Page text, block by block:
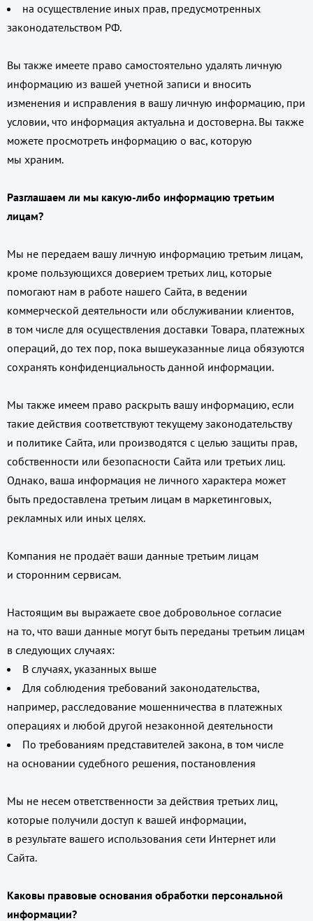
на осуществление иных прав, предусмотренных
законодательством РФ.
Вы также имеете право самостоятельно удалять личную
информацию из вашей учетной записи и вносить
изменения и исправления в вашу личную информацию, при
условии, что информация актуальна и достоверна. Вы также
можете просмотреть информацию о вас, которую
мы храним.
Разглашаем ли мы какую-либо информацию третьим
лицам?
Мы не передаем вашу личную информацию третьим лицам,
кроме пользующихся доверием третьих лиц, которые
помогают нам в работе нашего Сайта, в ведении
коммерческой деятельности или обслуживании клиентов,
в том числе для осуществления доставки Товара, платежных
операций, до тех пор, пока вышеуказанные лица обязуются
сохранять конфиденциальность данной информации.
Мы также имеем право раскрыть вашу информацию, если
такие действия соответствуют текущему законодательству
и политике Сайта, или производятся с целью защиты прав,
собственности или безопасности Сайта или третьих лиц.
Однако, ваша информация не личного характера может
быть предоставлена третьим лицам в маркетинговых,
рекламных или иных целях.
Компания не продаёт ваши данные третьим лицам
и сторонним сервисам.
Настоящим вы выражаете свое добровольное согласие
на то, что ваши данные могут быть переданы третьим лицам
в следующих случаях:
В случаях, указанных выше
Для соблюдения требований законодательства,
например, расследование мошенничества в платежных
операциях и любой другой незаконной деятельности
По требованиям представителей закона, в том числе
на основании судебного решения, постановления
Мы не несем ответственности за действия третьих лиц,
которые получили доступ к вашей информации,
в результате вашего использования сети Интернет или
Сайта.
Каковы правовые основания обработки персональной
информации?